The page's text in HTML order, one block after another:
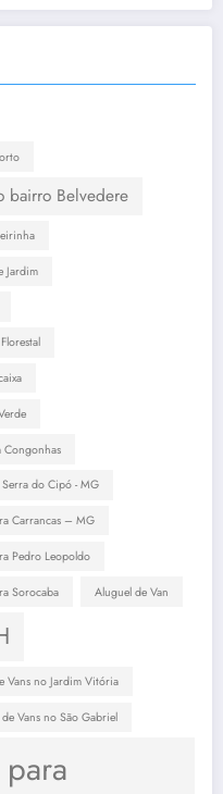
bairro Belvedere
Jardim
Congonhas
Serra do Cipó - MG
Carrancas – MG
Pedro Leopoldo
Sorocaba Aluguel de Van
Vans no Jardim Vitória
Vans no São Gabriel